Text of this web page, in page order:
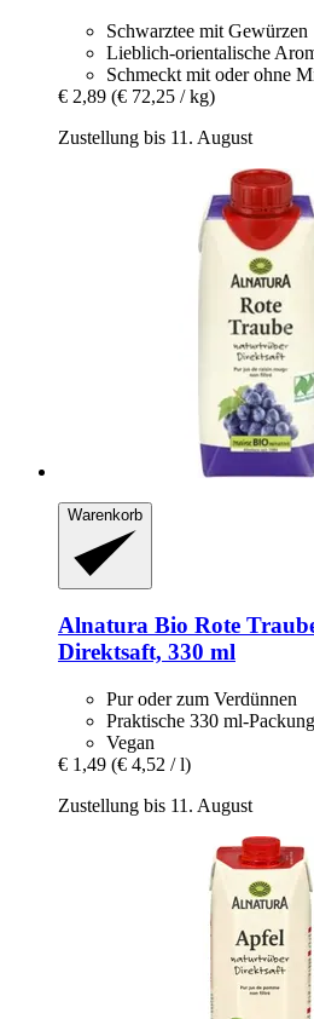
Schwarztee mit Gewürzen
Lieblich-orientalische
Schmeckt mit oder ohne
€ 2,89 (€ 72,25 / kg)
Zustellung bis 11. August
Warenkorb
Alnatura Bio Rote
Direktsaft, 330 ml
Pur oder zum Verdünnen
Praktische 330 ml-Packung
Vegan
€ 1,49 (€ 4,52 / l)
Zustellung bis 11. August